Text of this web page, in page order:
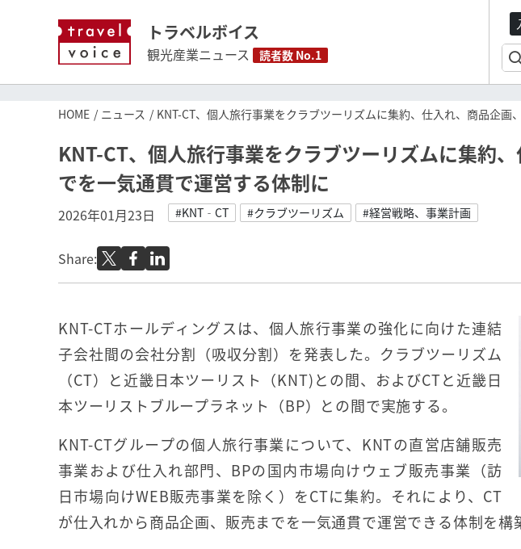
トラベルボイス
観光産業ニュース 読者数 No.1
HOME ニュース KNT-CT、個人旅行事業をクラブツーリズムに集約、仕入れ、商品企画
KNT-CT、個人旅行事業をクラブツーリズムに集約
でを一気通貫で運営する体制に
2026年01月23日 #KNT‐CT #クラブツーリズム #経営戦略、事業計画
Share:
KNT-CTホールディングスは、個人旅行事業の強化に向けた連結
子会社間の会社分割（吸収分割）を発表した。クラブツーリズム
（CT）と近畿日本ツーリスト（KNT)との間、およびCTと近畿日
本ツーリストブループラネット（BP）との間で実施する。
KNT-CTグループの個人旅行事業について、KNTの直営店舗販売
事業および仕入れ部門、BPの国内市場向けウェブ販売事業（訪
日市場向けWEB販売事業を除く）をCTに集約。それにより、CT
が仕入れから商品企画、販売までを一気通貫で運営できる体制を構